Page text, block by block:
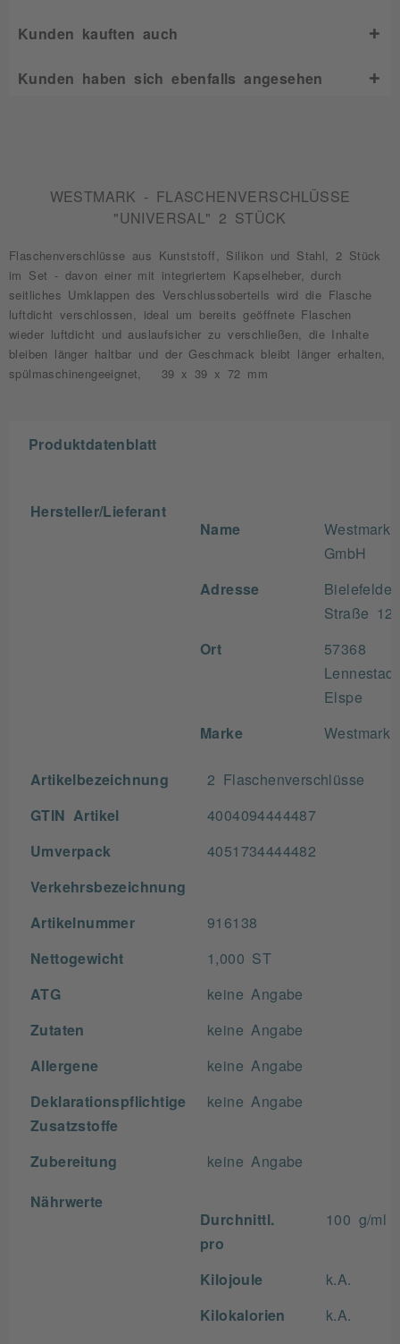
Kunden kauften auch
Kunden haben sich ebenfalls angesehen
WESTMARK - FLASCHENVERSCHLÜSSE
"UNIVERSAL" 2 STÜCK
Flaschenverschlüsse aus Kunststoff, Silikon und Stahl, 2 Stück
im Set - davon einer mit integriertem Kapselheber, durch
seitliches Umklappen des Verschlussoberteils wird die Flasche
luftdicht verschlossen, ideal um bereits geöffnete Flaschen
wieder luftdicht und auslaufsicher zu verschließen, die Inhalte
bleiben länger haltbar und der Geschmack bleibt länger erhalten,
spülmaschinengeeignet, 39 x 39 x 72 mm
Produktdatenblatt
Hersteller/Lieferant
Name
Westmark
GmbH
Adresse
Bielefelder
Straße
Ort
57368
Elspe
Marke Westmark
Artikelbezeichnung 2 Flaschenverschlüsse
GTIN Artikel 4004094444487
Umverpack 4051734444482
Verkehrsbezeichnung
Artikelnummer 916138
Nettogewicht 1,000 ST
ATG keine Angabe
Zutaten keine Angabe
Allergene keine Angabe
Deklarationspflichtige
Zusatzstoffe
keine Angabe
Zubereitung keine Angabe
Nährwerte
Durchnittl.
pro
100 g/ml
Kilojoule k.A.
Kilokalorien k.A.